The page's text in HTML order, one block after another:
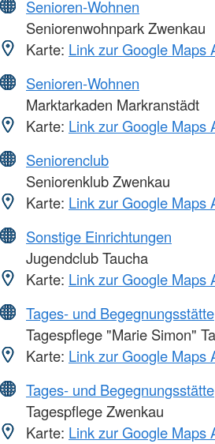
Senioren-Wohnen
Seniorenwohnpark Zwenkau
Karte: Link zur Google Maps
Senioren-Wohnen
Marktarkaden Markranstädt
Karte: Link zur Google Maps
Seniorenclub
Seniorenklub Zwenkau
Karte: Link zur Google Maps
Sonstige Einrichtungen
Jugendclub Taucha
Karte: Link zur Google Maps
Tages- und Begegnungsstätte
Tagespflege "Marie Simon"
Karte: Link zur Google Maps
Tages- und Begegnungsstätte
Tagespflege Zwenkau
Karte: Link zur Google Maps